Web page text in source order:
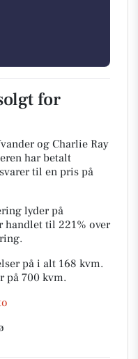
for
og Charlie Ray
har betalt
til en pris på
lyder på
handlet til 221% over
på i alt 168 kvm.
på 700 kvm.